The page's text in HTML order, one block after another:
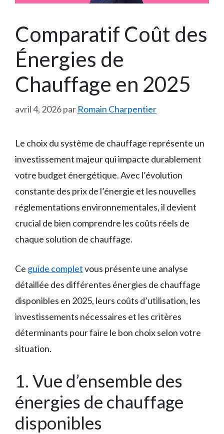
Comparatif Coût des
Énergies de
Chauffage en 2025
avril 4, 2026par Romain Charpentier
Le choix du système de chauffage représente un
investissement majeur qui impacte durablement
votre budget énergétique. Avec l’évolution
constante des prix de l’énergie et les nouvelles
réglementations environnementales, il devient
crucial de bien comprendre les coûts réels de
chaque solution de chauffage.
Ce guide completvous présente une analyse
détaillée des différentes énergies de chauffage
disponibles en 2025, leurs coûts d’utilisation, les
investissements nécessaires et les critères
déterminants pour faire le bon choix selon votre
situation.
1. Vue d’ensemble des
énergies de chauffage
disponibles